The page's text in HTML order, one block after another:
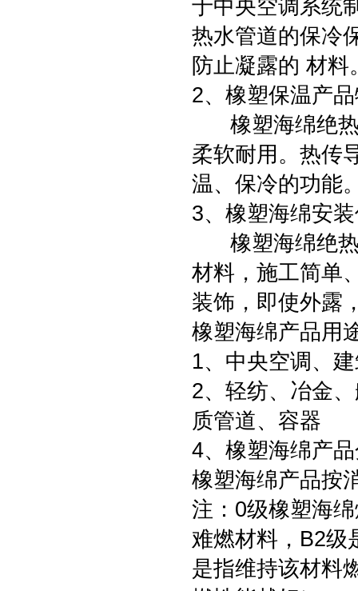
于中央空调系统
热水管道的保冷
防止凝露的 材
2、橡塑保温产
橡塑海绵绝热
柔软耐用。热传
温、保冷的功
3、橡塑海绵安
橡塑海绵绝热
材料，施工简单
装饰，即使外露
橡塑海绵产品用
1、中央空调、
2、轻纺、冶金
质管道、容器
4、橡塑海绵产
橡塑海绵产品按
注：0级橡塑海
难燃材料，B2级
是指维持该材料